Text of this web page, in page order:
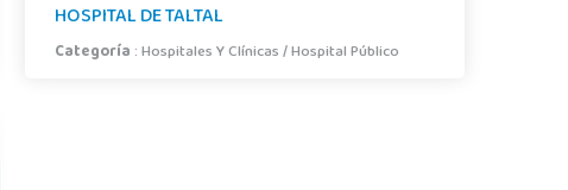
HOSPITAL DE TALTAL
Categoría :Hospitales Y Clínicas/Hospital Público